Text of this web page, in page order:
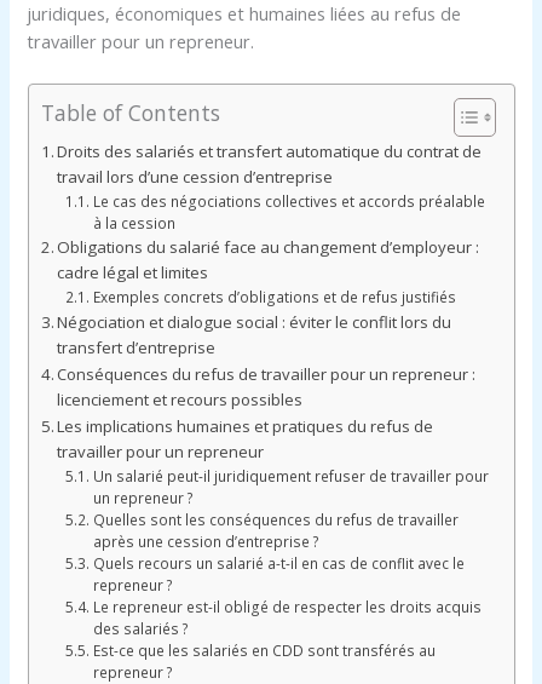
juridiques, économiques et humaines liées au refus de
travailler pour un repreneur.
Table of Contents
Droits des salariés et transfert automatique du contrat de
travail lors d’une cession d’entreprise
Le cas des négociations collectives et accords préalable
à la cession
Obligations du salarié face au changement d’employeur :
cadre légal et limites
Exemples concrets d’obligations et de refus justifiés
Négociation et dialogue social : éviter le conflit lors du
transfert d’entreprise
Conséquences du refus de travailler pour un repreneur :
licenciement et recours possibles
Les implications humaines et pratiques du refus de
travailler pour un repreneur
Un salarié peut-il juridiquement refuser de travailler pour
un repreneur ?
Quelles sont les conséquences du refus de travailler
après une cession d’entreprise ?
Quels recours un salarié a-t-il en cas de conflit avec le
repreneur ?
Le repreneur est-il obligé de respecter les droits acquis
des salariés ?
Est-ce que les salariés en CDD sont transférés au
repreneur ?